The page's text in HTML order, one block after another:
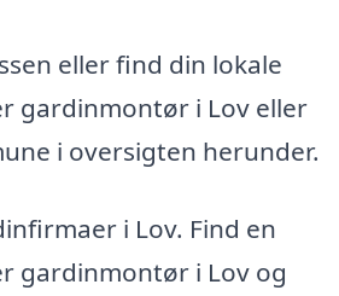
eller find din lokale
gardinmontør i Lov eller
i oversigten herunder.
i Lov. Find en
gardinmontør i Lov og